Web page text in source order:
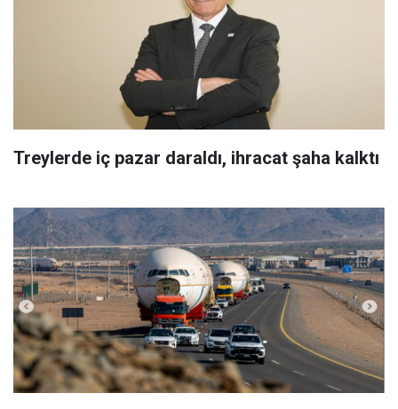
Treylerde iç pazar daraldı, ihracat şaha kalktı